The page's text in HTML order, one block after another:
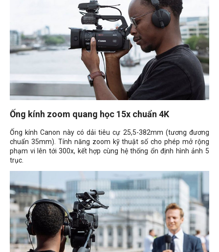
Ống kính zoom quang học 15x chuẩn 4K
Ống kính Canon này có dải tiêu cự 25,5-382mm (tương đương
chuẩn 35mm). Tính năng zoom kỹ thuật số cho phép mở rộng
phạm vi lên tới 300x, kết hợp cùng hệ thống ổn định hình ảnh 5
trục.